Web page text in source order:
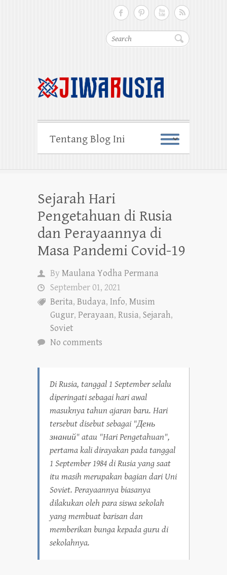
Cari
Sejarah Hari
Pengetahuan di Rusia
dan Perayaannya di
Masa Pandemi Covid-19
ByMaulana Yodha Permana
September 01, 2021
Berita, Budaya, Info, Musim
Gugur, Perayaan, Rusia, Sejarah,
Soviet
No comments
Di Rusia, tanggal 1 September selalu
diperingati sebagai hari awal
masuknya tahun ajaran baru. Hari
tersebut disebut sebagai "День
знаний" atau "Hari Pengetahuan",
pertama kali dirayakan pada tanggal
1 September 1984 di Rusia yang saat
itu masih merupakan bagian dari Uni
Soviet. Perayaannya biasanya
dilakukan oleh para siswa sekolah
yang membuat barisan dan
memberikan bunga kepada guru di
sekolahnya.